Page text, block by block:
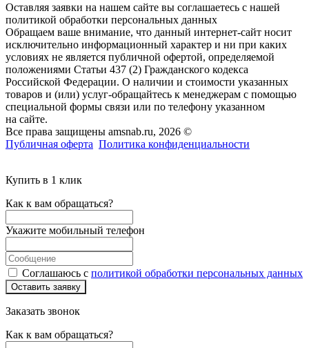
Оставляя заявки на нашем сайте вы соглашаетесь с нашей
политикой обработки персональных данных
Обращаем ваше внимание, что данный интернет-сайт носит
исключительно информационный характер и ни при каких
условиях не является публичной офертой, определяемой
положениями Статьи 437 (2) Гражданского кодекса
Российской Федерации. О наличии и стоимости указанных
товаров и (или) услуг-обращайтесь к менеджерам с помощью
специальной формы связи или по телефону указанном
на сайте.
Все права защищены amsnab.ru, 2026 ©
Публичная оферта Политика конфиденциальности
Купить в 1 клик
Как к вам обращаться?
Укажите мобильный телефон
Соглашаюсь с политикой обработки персональных данных
Оставить заявку
Заказать звонок
Как к вам обращаться?